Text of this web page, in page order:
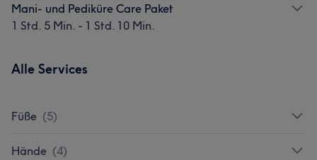
Mani- und Pediküre Care Paket
1 Std. 5 Min. - 1 Std. 10 Min.
Alle Services
Füße (5)
Hände (4)